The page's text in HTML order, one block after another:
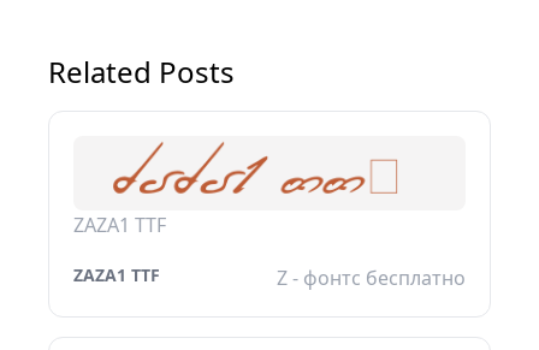
Related Posts
ZAZA1 TTF
ZAZA1 TTF Z - фонтс бесплатно